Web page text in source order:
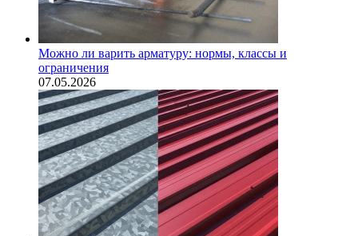
Можно ли варить арматуру: нормы, классы и
ограничения
07.05.2026